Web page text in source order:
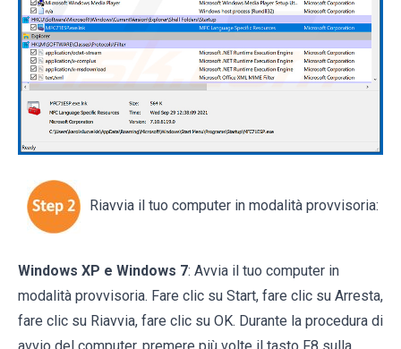
Riavvia il tuo computer in modalità provvisoria:
Windows XP e Windows 7: Avvia il tuo computer in
modalità provvisoria. Fare clic su Start, fare clic su Arresta,
fare clic su Riavvia, fare clic su OK. Durante la procedura di